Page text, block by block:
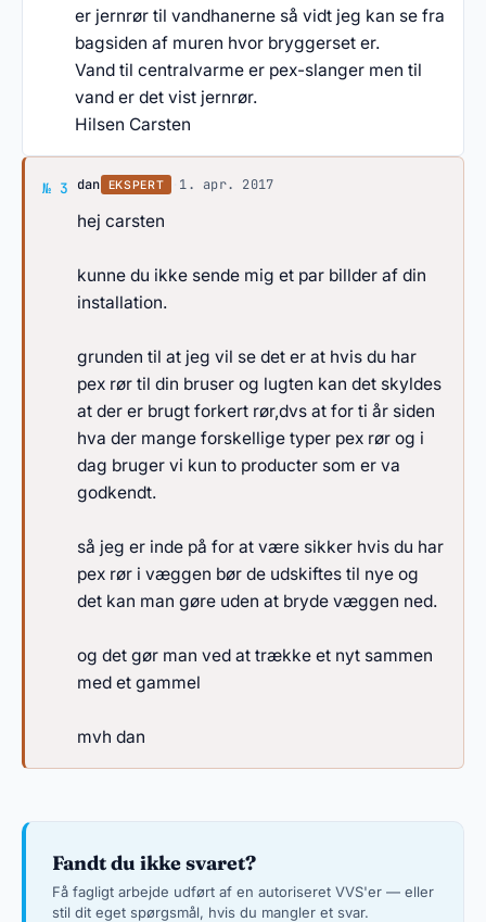
er jernrør til vandhanerne så vidt jeg kan se fra
bagsiden af muren hvor bryggerset er.
Vand til centralvarme er pex-slanger men til
vand er det vist jernrør.
Hilsen Carsten
№ 3 Svar af dan
dan EKSPERT 1. apr. 2017
hej carsten
kunne du ikke sende mig et par billder af din
installation.
grunden til at jeg vil se det er at hvis du har
pex rør til din bruser og lugten kan det skyldes
at der er brugt forkert rør,dvs at for ti år siden
hva der mange forskellige typer pex rør og i
dag bruger vi kun to producter som er va
godkendt.
så jeg er inde på for at være sikker hvis du har
pex rør i væggen bør de udskiftes til nye og
det kan man gøre uden at bryde væggen ned.
og det gør man ved at trække et nyt sammen
med et gammel
mvh dan
Fandt du ikke svaret?
Få fagligt arbejde udført af en autoriseret VVS'er — eller
stil dit eget spørgsmål, hvis du mangler et svar.